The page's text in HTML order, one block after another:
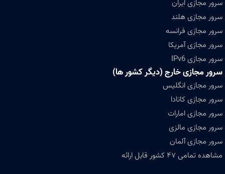
سرور مجازی ایران
سرور مجازی هلند
سرور مجازی فرانسه
سرور مجازی آمریکا
سرور مجازی IPv6
سرور مجازی خارج (دیگر کشور ها)
سرور مجازی انگلیس
سرور مجازی کانادا
سرور مجازی امارات
سرور مجازی مالزی
سرور مجازی آلمان
مشاهده تمامی ۴۷ کشور قابل ارائه